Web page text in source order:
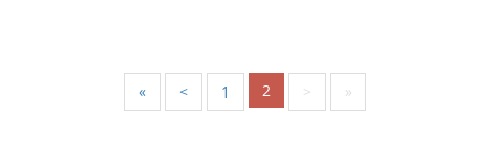
« < 1 2 > »